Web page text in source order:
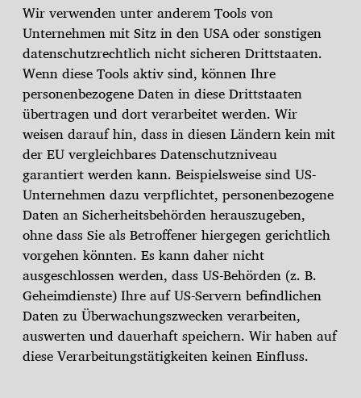
Wir verwenden unter anderem Tools von
Unternehmen mit Sitz in den USA oder sonstigen
datenschutzrechtlich nicht sicheren Drittstaaten.
Wenn diese Tools aktiv sind, können Ihre
personenbezogene Daten in diese Drittstaaten
übertragen und dort verarbeitet werden. Wir
weisen darauf hin, dass in diesen Ländern kein mit
der EU vergleichbares Datenschutzniveau
garantiert werden kann. Beispielsweise sind US-
Unternehmen dazu verpflichtet, personenbezogene
Daten an Sicherheitsbehörden herauszugeben,
ohne dass Sie als Betroffener hiergegen gerichtlich
vorgehen könnten. Es kann daher nicht
ausgeschlossen werden, dass US-Behörden (z. B.
Geheimdienste) Ihre auf US-Servern befindlichen
Daten zu Überwachungszwecken verarbeiten,
auswerten und dauerhaft speichern. Wir haben auf
diese Verarbeitungstätigkeiten keinen Einfluss.